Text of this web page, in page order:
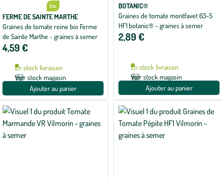
bio
FERME DE SAINTE MARTHE
Graines de tomate reine bio Ferme
de Sainte Marthe - graines à semer
4,59 €
En stock livraison
Voir stock magasin
Ajouter au panier
BOTANIC®
Graines de tomate montfavet 63-5
HF1 botanic® - graines à semer
2,89 €
En stock livraison
Voir stock magasin
Ajouter au panier